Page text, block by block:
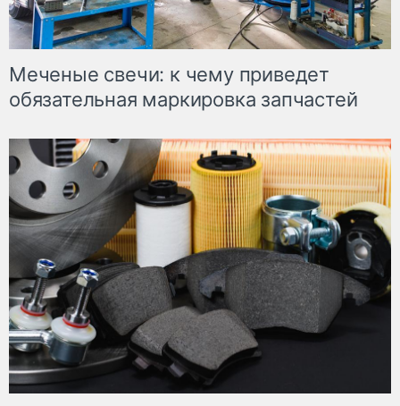
Меченые свечи: к чему приведет
обязательная маркировка запчастей